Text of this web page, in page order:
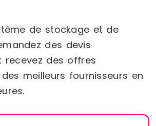
de barres, tubes et
produits.
de stockage et de
des devis
recevez des offres
meilleurs fournisseurs en